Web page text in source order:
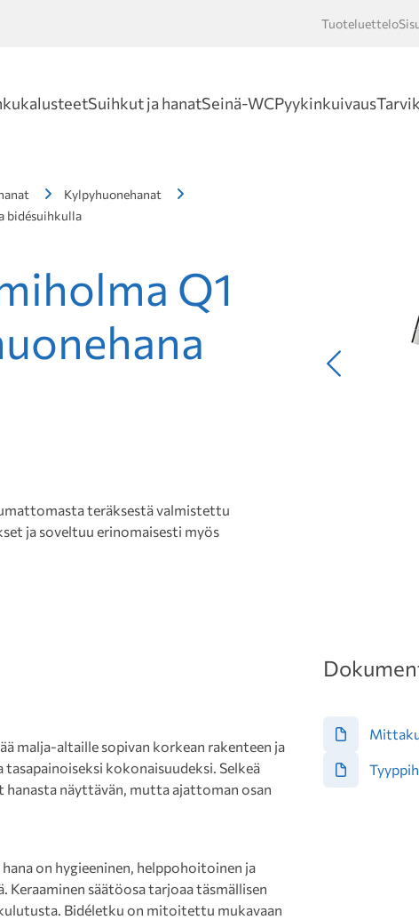
Tuoteluettelo
Suihkut ja hanatSeinä-WCPyykinkuivaus
Kylpyhuonehanat
bidésuihkulla
Q1
teräksestä valmistettu
ja soveltuu erinomaisesti myös
Edellinen
malja-altaille sopivan korkean rakenteen ja
kokonaisuudeksi. Selkeä
näyttävän, mutta ajattoman osan
on hygieeninen, helppohoitoinen ja
säätöosa tarjoaa täsmällisen
Bidéletku on mitoitettu mukavaan